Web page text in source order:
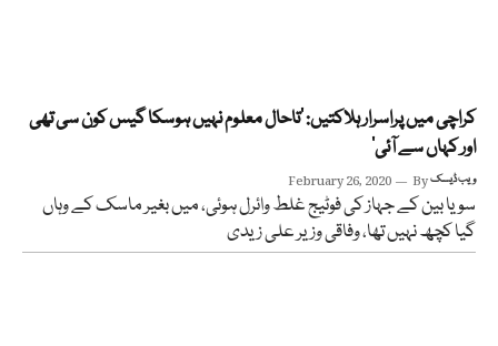
کراچی میں پراسرار ہلاکتیں: ’تاحال معلوم نہیں ہوسکا گیس کون سی تھی
اور کہاں سے آئی‘
February 26, 2020 Byویب ڈیسک
سویا بین کے جہاز کی فوٹیج غلط وائرل ہوئی، میں بغیر ماسک کے وہاں
گیا کچھ نہیں تھا، وفاقی وزیر علی زیدی